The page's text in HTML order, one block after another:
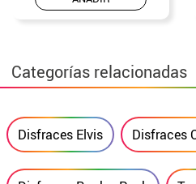
Categorías relacionadas
Disfraces Elvis Disfraces